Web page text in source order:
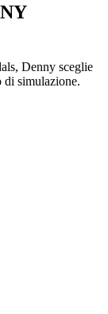
Denny sceglie
di simulazione.